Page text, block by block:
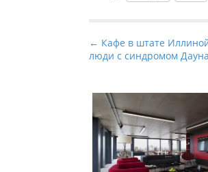
P
o
t
n
← Кафе в штате
люди с синдромом